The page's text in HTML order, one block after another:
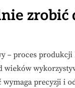
zrobić
– proces
precyzji i